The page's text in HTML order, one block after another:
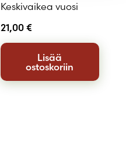
Keskivaikea vuosi
21,00 €
Lisää
ostoskoriin